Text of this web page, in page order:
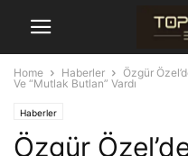
Home Haberler
Özgür
Ve “Mutlak Butlan” Vardı
Haberler
Özgür